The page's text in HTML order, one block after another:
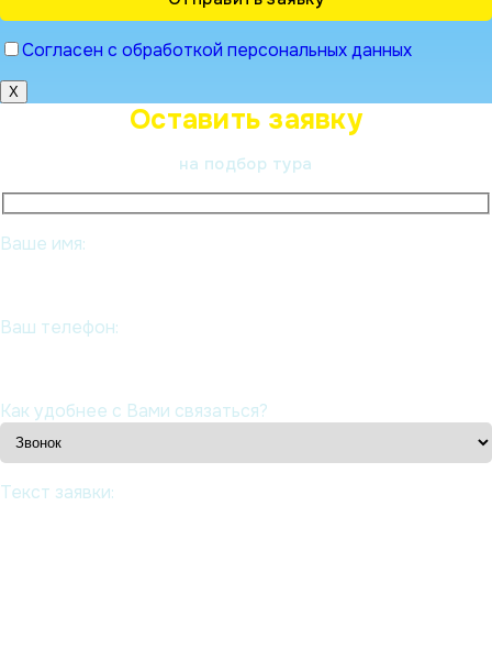
Согласен с обработкой персональных данных
X
Оставить заявку
на подбор тура
Ваше имя:
Ваш телефон:
Как удобнее с Вами связаться?
Текст заявки: